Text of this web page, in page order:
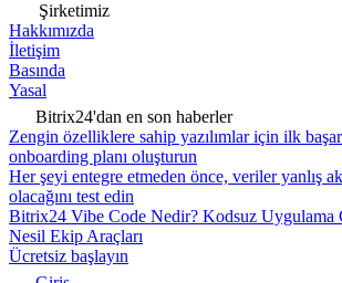
Şirketimiz
Hakkımızda
İletişim
Basında
Yasal
Bitrix24'dan en son haberler
Zengin özelliklere sahip yazılımlar için ilk
onboarding planı oluşturun
Her şeyi entegre etmeden önce, veriler yanlış
olacağını test edin
Bitrix24 Vibe Code Nedir? Kodsuz Uygulama
Nesil Ekip Araçları
Ücretsiz başlayın